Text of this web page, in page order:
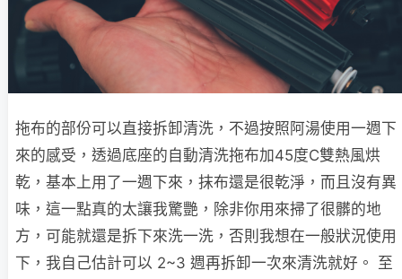
拖布的部份可以直接拆卸清洗，不過按照阿湯使用一週下
來的感受，透過底座的自動清洗拖布加45度C雙熱風烘
乾，基本上用了一週下來，抹布還是很乾淨，而且沒有異
味，這一點真的太讓我驚艷，除非你用來掃了很髒的地
方，可能就還是拆下來洗一洗，否則我想在一般狀況使用
下，我自己估計可以 2~3 週再拆卸一次來清洗就好。 至